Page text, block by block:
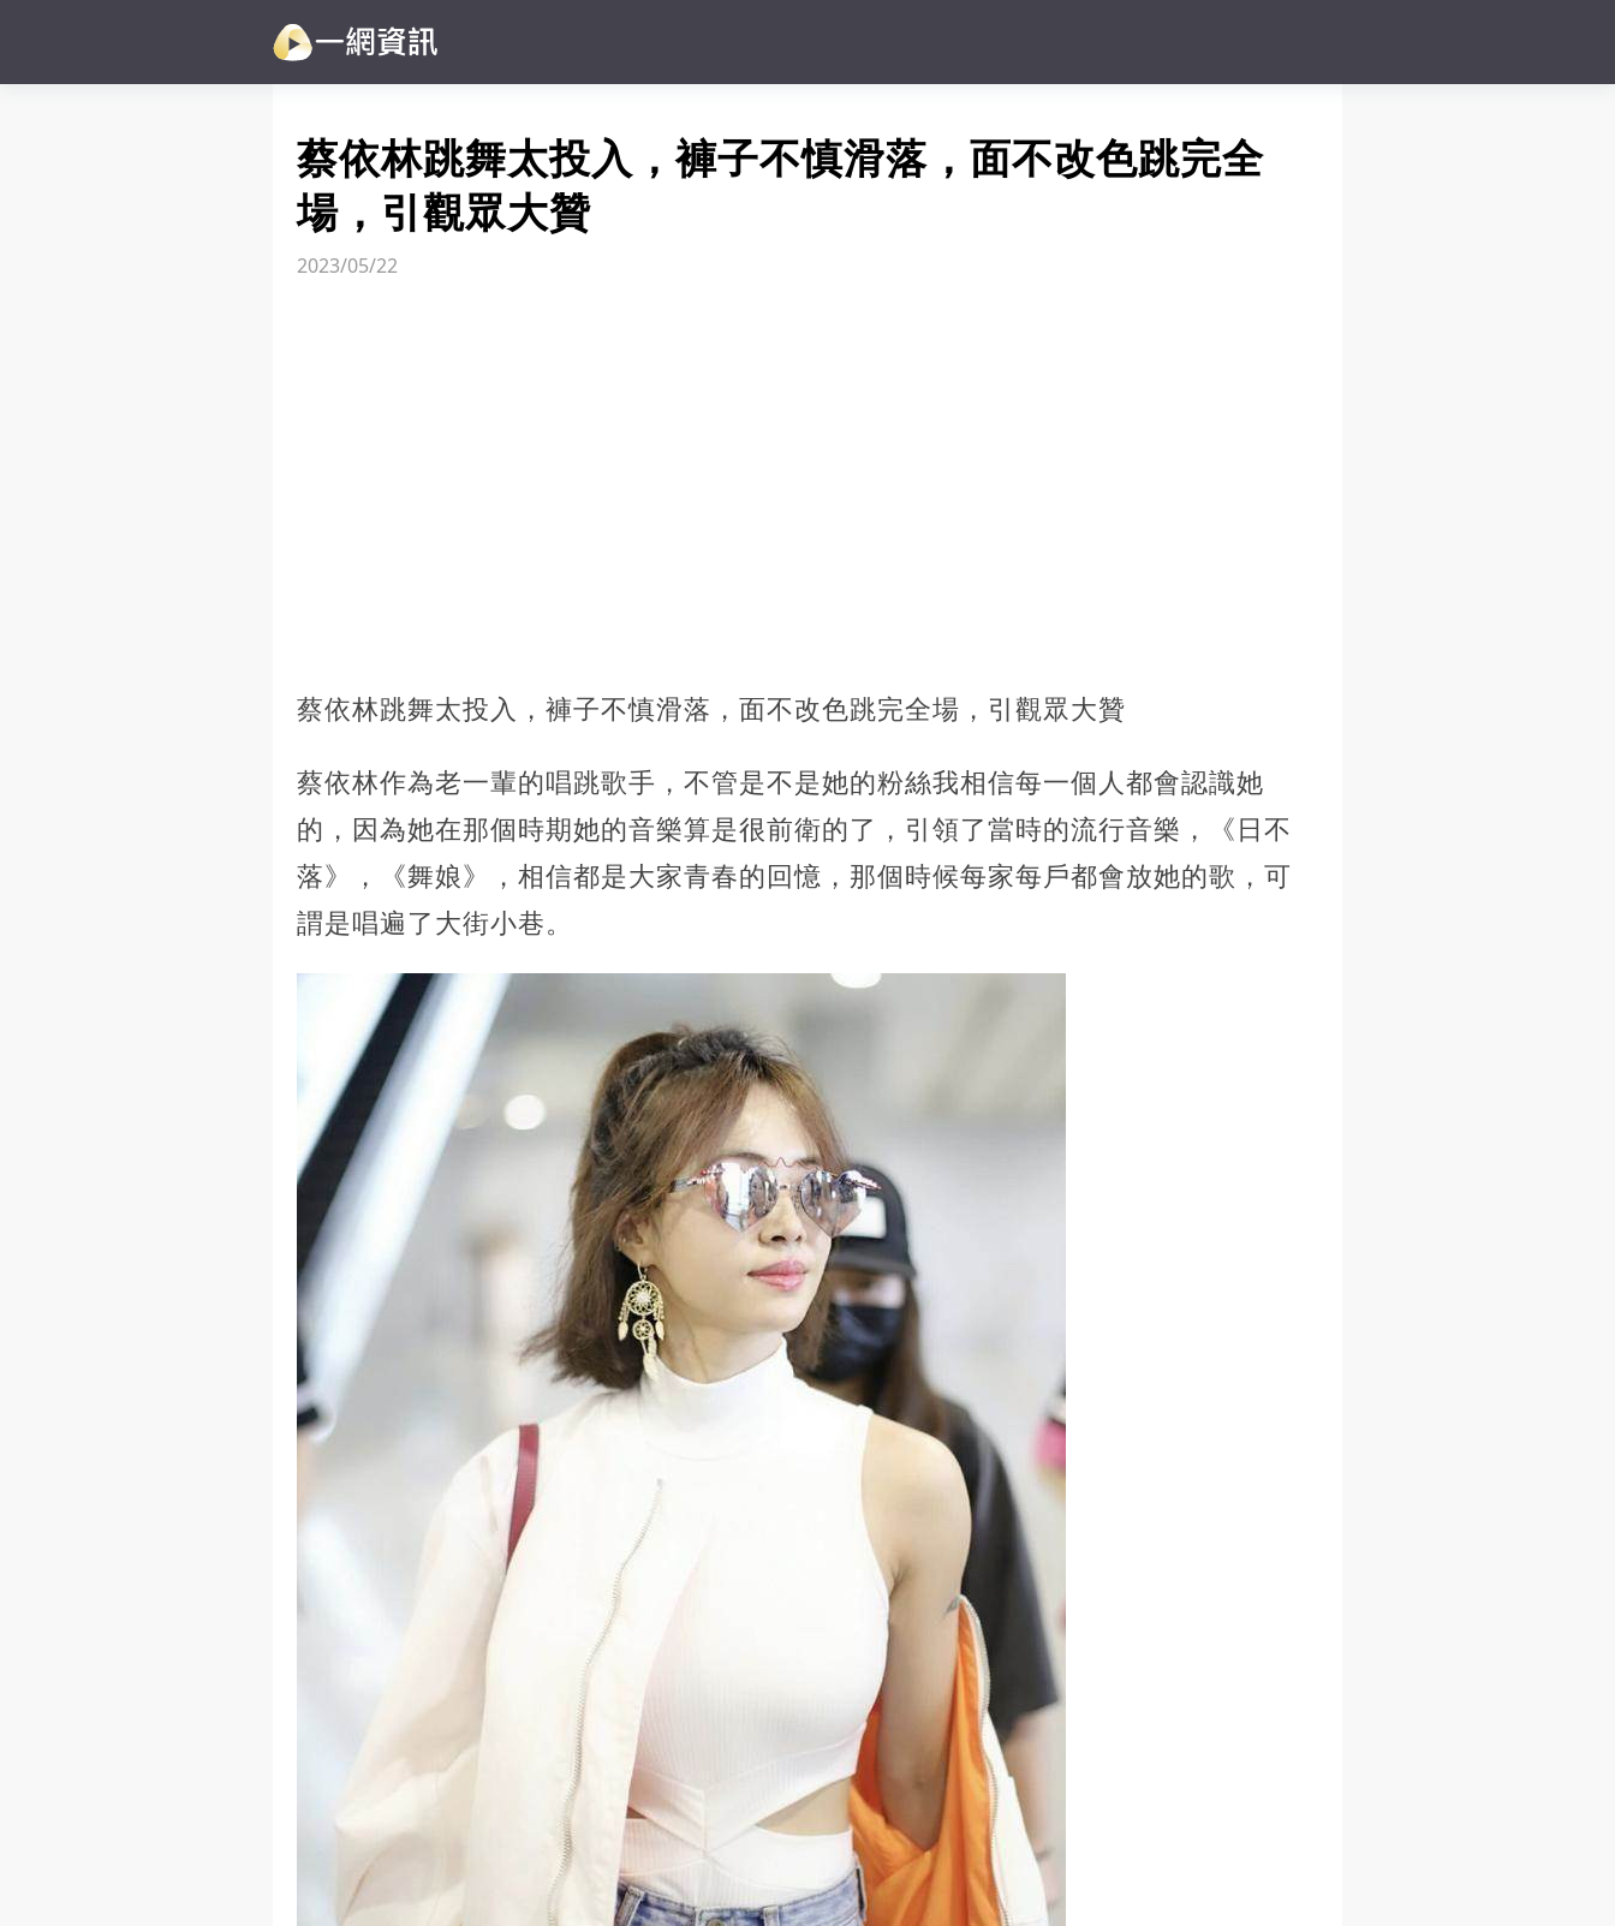
蔡依林跳舞太投入，褲子不慎滑落，面不改色跳完全
場，引觀眾大贊
2023/05/22
蔡依林跳舞太投入，褲子不慎滑落，面不改色跳完全場，引觀眾大贊
蔡依林作為老一輩的唱跳歌手，不管是不是她的粉絲我相信每一個人都會認識她
的，因為她在那個時期她的音樂算是很前衛的了，引領了當時的流行音樂，《日不
落》，《舞娘》，相信都是大家青春的回憶，那個時候每家每戶都會放她的歌，可
謂是唱遍了大街小巷。